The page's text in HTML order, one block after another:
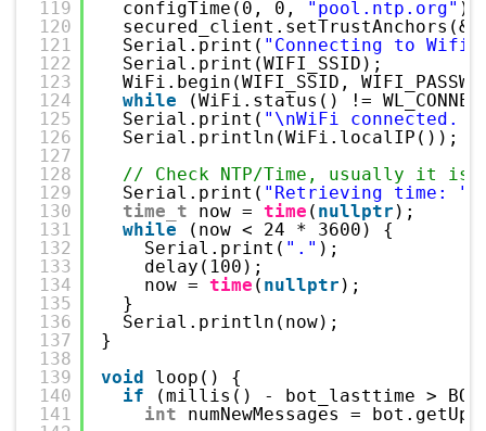
119
120
121
122
123
124
125
126
127
128
129
130
131
132
133
134
135
136
137
138
139
140
141
configTime(0, 0,
"pool.ntp.org"
Serial.print( "Connecting to Wifi
Serial.print(WIFI_SSID);
WiFi.begin(WIFI_SSID,
while
(WiFi.status() !=
Serial.print( "\nWiFi connected.
Serial.println(WiFi.localIP());
// Check NTP/Time, usually it is
Serial.print( "Retrieving time: "
time_t
now = time ( nullptr );
while
(now < 24 * 3600) {
Serial.print( "." );
delay(100);
now = time ( nullptr );
}
Serial.println(now);
}
void
loop() {
if
(millis() - bot_lasttime >
int
numNewMessages =